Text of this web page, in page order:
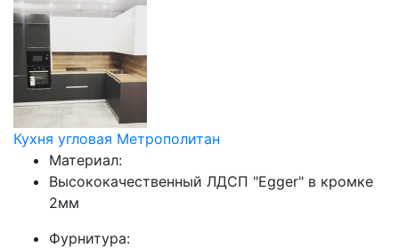
Кухня угловая Метрополитан
Материал:
Высококачественный ЛДСП "Egger" в кромке
2мм
Фурнитура: